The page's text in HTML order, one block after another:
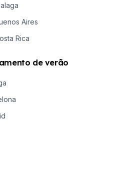
Aires
Rica
de verão